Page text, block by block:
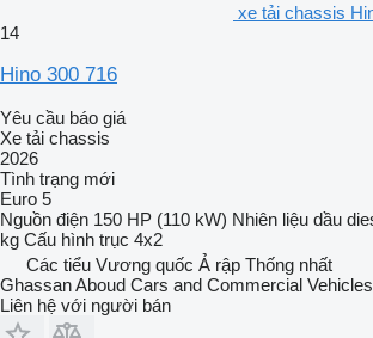
xe tải chassis
14
Hino 300 716
Yêu cầu báo giá
Xe tải chassis
2026
Tình trạng mới
Euro 5
Nguồn điện 150 HP (110 kW) Nhiên liệu dầu
kg Cấu hình trục 4x2
Các tiểu Vương quốc Ả rập Thống nhất
Ghassan Aboud Cars and Commercial Vehicles
Liên hệ với người bán